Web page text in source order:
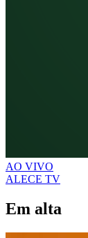
AO VIVO
ALECE TV
Em alta